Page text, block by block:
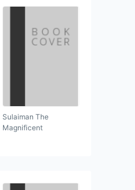
Sulaiman The
Magnificent